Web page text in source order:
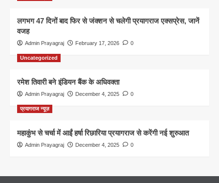
लगभग 47 दिनों बाद फिर से जंक्शन से चलेगी प्रयागराज एक्सप्रेस, जानें
वजह
Admin Prayagraj February 17, 2026 0
Uncategorized
रमेश तिवारी बने इंडियन बैंक के अधिवक्ता
Admin Prayagraj December 4, 2025 0
प्रयागराज न्यूज़
महाकुंभ से चर्चा में आईं हर्षा रिछारिया प्रयागराज से करेंगी नई शुरुआत
Admin Prayagraj December 4, 2025 0